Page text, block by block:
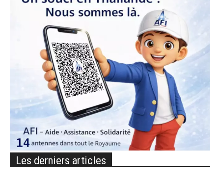
Les derniers articles